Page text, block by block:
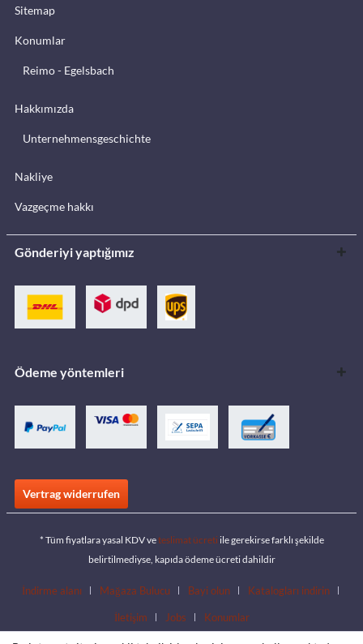
Sitemap
Konumlar
Reimo - Egelsbach
Hakkımızda
Unternehmensgeschichte
Nakliye
Vazgeçme hakkı
Gönderiyi yaptığımız
Ödeme yöntemleri
Vertrag widerrufen
* Tüm fiyatlara yasal KDV veteslimat ücreti ile gerekirse farklı şekilde
belirtilmediyse, kapıda ödeme ücreti dahildir
İndirme alanı Mağaza Bulucu Bayi olun Katalogları indirin
İletişim Jobs Konumlar